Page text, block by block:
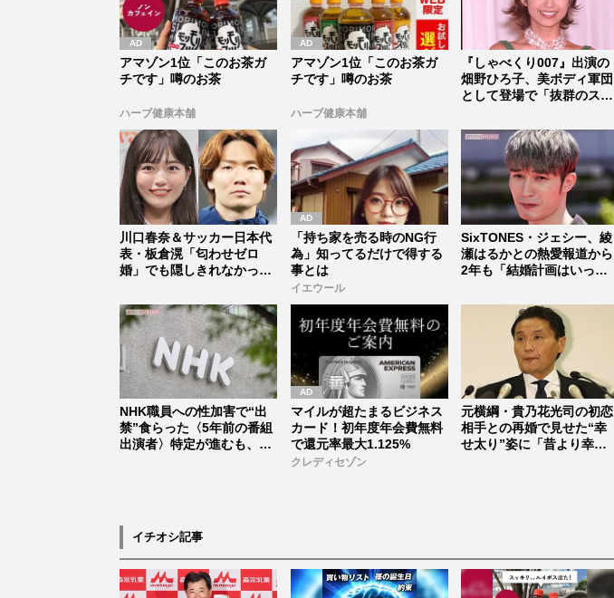
アマゾン1位「このお茶ガ
チです」噂のお茶
ハーブ健康本舗
アマゾン1位「このお茶ガ
チです」噂のお茶
ハーブ健康本舗
『しゃべくり007』出演の
畑野ひろ子、美ボディ軍団
として登場で「抜群のスタ
川口春奈＆サッカー日本代
表・板倉滉「匂わせゼロ
婚」でも隠しきれなかった
「持ち家を売る時のNG行
為」知ってるだけで得する
事とは
イエウール
SixTONES・ジェシー、綾
瀬はるかとの熱愛報道から
2年も「結婚計画はいった
NHK職員への性加害で“出
禁”食らった〈5年前の番組
出演者〉特定が進むも、ネ
マイルが超たまるビジネス
カード！初年度年会費無料
で還元率最大1.125%
クレディセゾン
元横綱・貴乃花光司の初恋
相手との再婚で見せた“幸
せ太り”姿に「昔より幸せ
イチオシ記事